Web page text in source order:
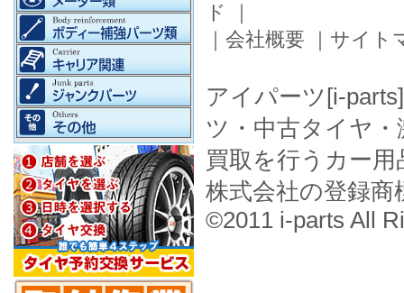
ド
｜
｜ 会社概要 ｜ サイト
アイパーツ[i-
ツ・中古タイヤ
買取を行うカー
株式会社の登録商
©2011 i-parts All